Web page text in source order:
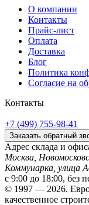
О компании
Контакты
Прайс-лист
Оплата
Доставка
Блог
Политика
Согласие на
Контакты
+7 (499) 755-98-41
Заказать обратный
Адрес склада и
Москва,
Коммунарка, улица
с 9:00 до 18:00, без
© 1997 — 2026.
качественное